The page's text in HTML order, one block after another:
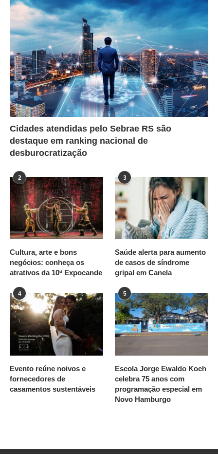
Cidades atendidas pelo Sebrae RS são
destaque em ranking nacional de
desburocratização
2
Cultura, arte e bons
negócios: conheça os
atrativos da 10ª Expocande
3
Saúde alerta para aumento
de casos de síndrome
gripal em Canela
4
Evento reúne noivos e
fornecedores de
casamentos sustentáveis
5
Escola Jorge Ewaldo Koch
celebra 75 anos com
programação especial em
Novo Hamburgo